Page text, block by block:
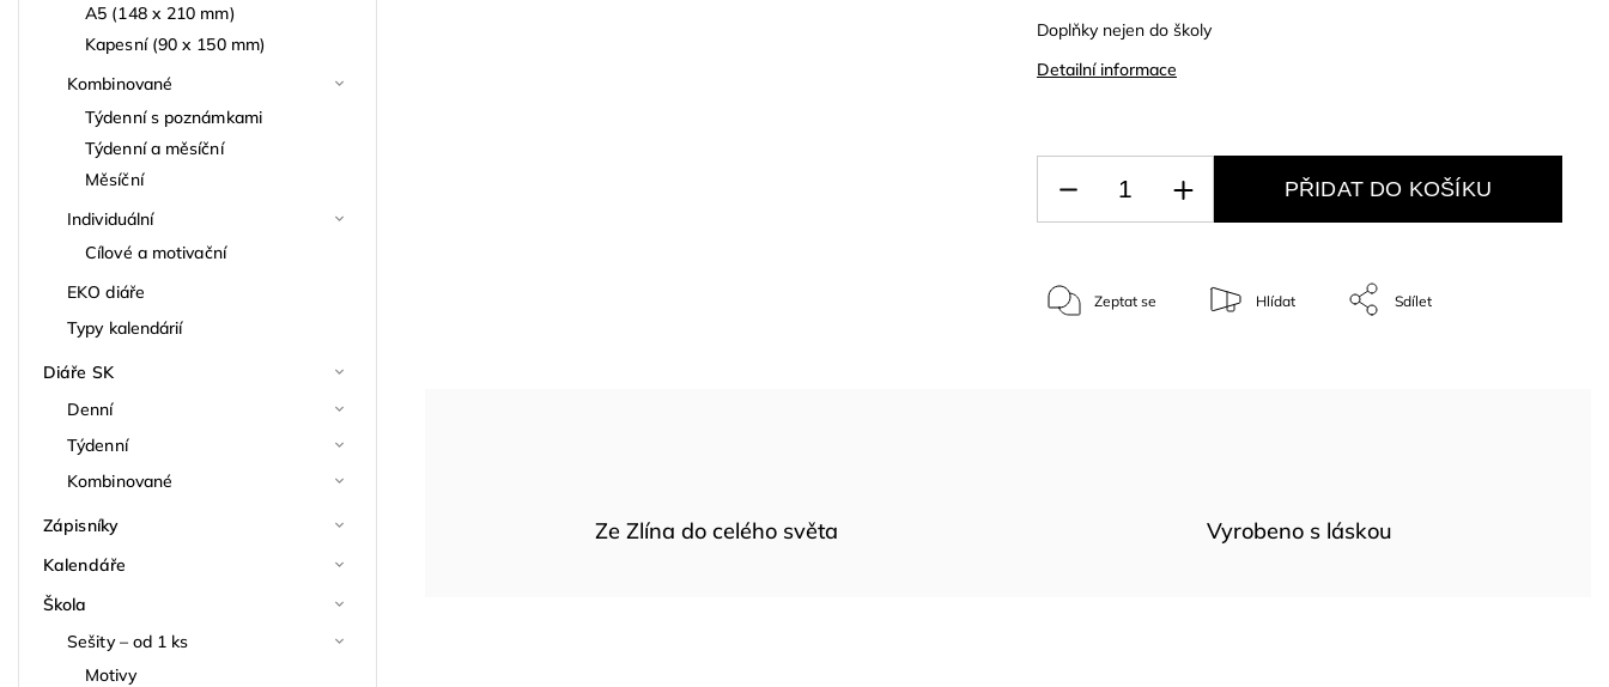
A5 (148 x 210 mm)
Kapesní (90 x 150 mm)
Kombinované
Týdenní s poznámkami
Týdenní a měsíční
Měsíční
Individuální
Cílové a motivační
EKO diáře
Typy kalendárií
Diáře SK
Denní
Týdenní
Kombinované
Zápisníky
Kalendáře
Škola
Sešity – od 1 ks
Motivy
Doplňky nejen do školy
Detailní informace
PŘIDAT DO KOŠÍKU
Zeptat se Hlídat Sdílet
Ze Zlína do celého světa Vyrobeno s láskou